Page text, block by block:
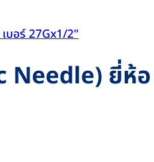
ยี่ห้